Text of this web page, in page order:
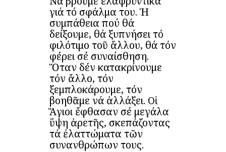
γιά τό σφάλμα του. Ἡ
συμπάθεια πού θά
δείξουμε, θά ξυπνήσει τό
φιλότιμο τοῦ ἄλλου, θά τόν
φέρει σέ συναίσθηση.
Ὅταν δέν κατακρίνουμε
τόν ἄλλο, τόν
ξεμπλοκάρουμε, τόν
βοηθᾶμε νά ἀλλάξει. Οἱ
Ἅγιοι ἔφθασαν σέ μεγάλα
ὕψη ἀρετῆς, σκεπάζοντας
τά ἐλαττώματα τῶν
συνανθρώπων τους.